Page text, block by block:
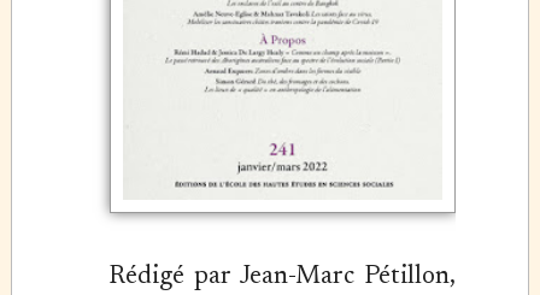
Rédigé par Jean-Marc Pétillon,